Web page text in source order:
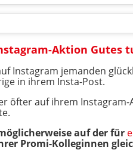
Aktion Gutes
Instagram jemanden
in ihrem Insta-Post.
öfter auf ihrem
auf der für
Promi-Kolleginnen